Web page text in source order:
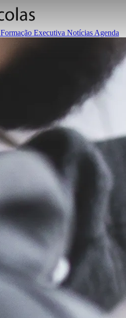
Formação Executiva Notícias Agenda